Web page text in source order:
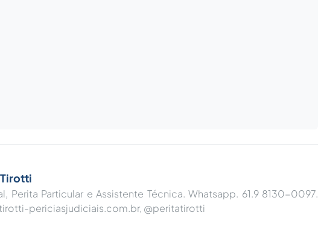
Perita Particular e Assistente Técnica. Whatsapp. 61.9 8130-0097.
periciasjudiciais.com.br, @peritatirotti